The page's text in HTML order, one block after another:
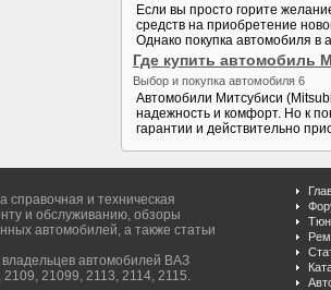
Если вы просто горите
средств на приобретение
Однако покупка автомобиля в
Где купить автомобиль
Выбор и покупка автомобиля 6
Автомобили Митсубиси
надежность и комфорт. Но к
гарантии и действительно
справочная и техническая
и обслуживанию, обзоры
автомобилей, а также статьи
автомобилей ВАЗ
21099, 2113, 2114, 2115.